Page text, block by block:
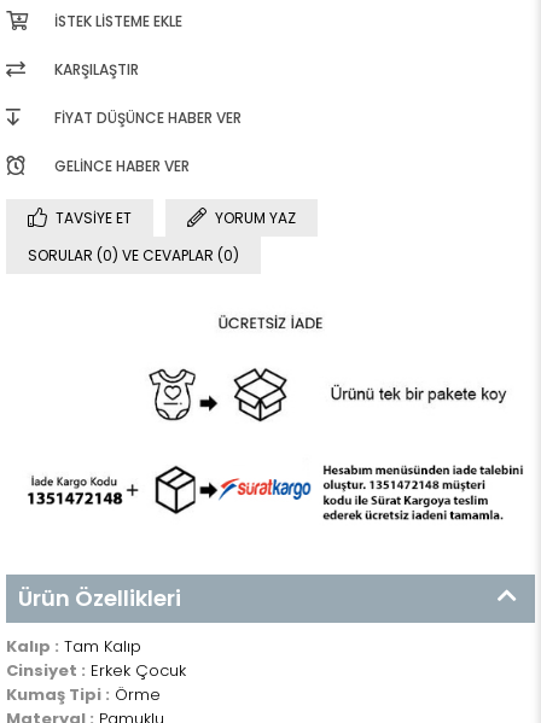
İSTEK LISTEME EKLE
KARŞILAŞTIR
FIYAT DÜŞÜNCE HABER VER
GELINCE HABER VER
TAVSIYE ET
YORUM YAZ
SORULAR (0) VE CEVAPLAR (0)
Ürün Özellikleri
Kalıp : Tam Kalıp
Cinsiyet : Erkek Çocuk
Kumaş Tipi : Örme